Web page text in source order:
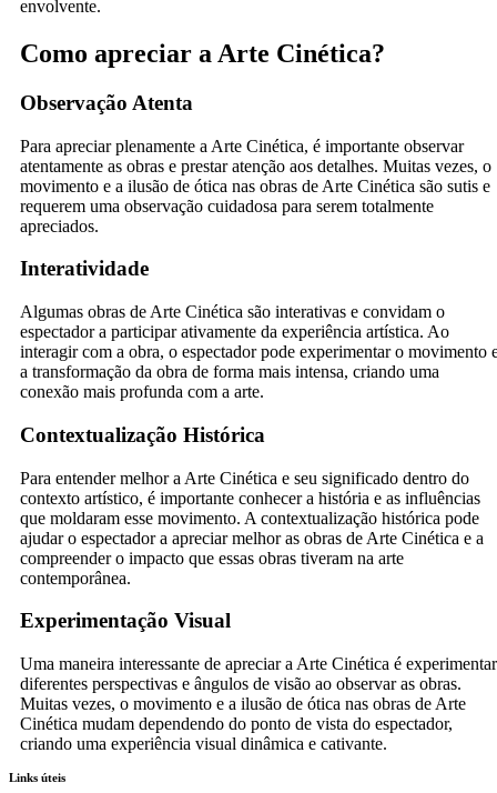
envolvente.
Como apreciar a Arte Cinética?
Observação Atenta
Para apreciar plenamente a Arte Cinética, é importante observar
atentamente as obras e prestar atenção aos detalhes. Muitas vezes, o
movimento e a ilusão de ótica nas obras de Arte Cinética são sutis e
requerem uma observação cuidadosa para serem totalmente
apreciados.
Interatividade
Algumas obras de Arte Cinética são interativas e convidam o
espectador a participar ativamente da experiência artística. Ao
interagir com a obra, o espectador pode experimentar o movimento
a transformação da obra de forma mais intensa, criando uma
conexão mais profunda com a arte.
Contextualização Histórica
Para entender melhor a Arte Cinética e seu significado dentro do
contexto artístico, é importante conhecer a história e as influências
que moldaram esse movimento. A contextualização histórica pode
ajudar o espectador a apreciar melhor as obras de Arte Cinética e a
compreender o impacto que essas obras tiveram na arte
contemporânea.
Experimentação Visual
Uma maneira interessante de apreciar a Arte Cinética é experimentar
diferentes perspectivas e ângulos de visão ao observar as obras.
Muitas vezes, o movimento e a ilusão de ótica nas obras de Arte
Cinética mudam dependendo do ponto de vista do espectador,
criando uma experiência visual dinâmica e cativante.
Links úteis